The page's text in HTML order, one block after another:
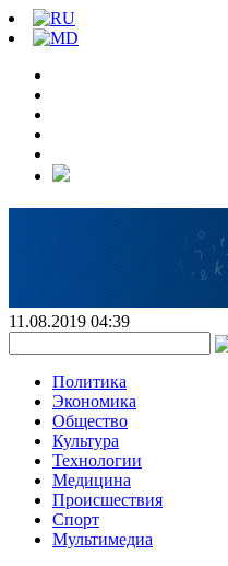
11.08.2019 04:39
Политика
Экономика
Общество
Культура
Технологии
Медицина
Происшествия
Спорт
Мультимедиа